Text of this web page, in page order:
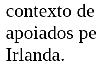
contexto
apoiados
Irlanda.